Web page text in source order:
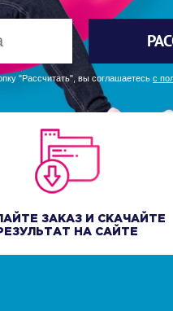
"Рассчитать", вы соглашаетесь с
ЗАКАЗ И СКАЧАЙТЕ
НА САЙТЕ